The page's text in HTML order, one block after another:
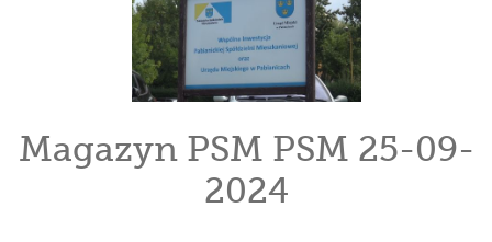
Magazyn PSM PSM 25-09-
2024